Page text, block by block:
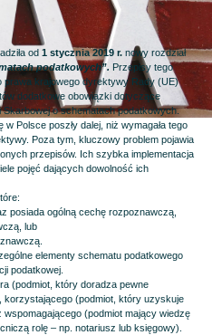
od1 stycznia 2019 r.nowy rozdział
podatkowych”.Przepisy tego
prawa krajowego dyrektywy Rady (UE)
dodatkowe obowiązki dotyczące
Skarbowej o schematach podatkowych.
Polsce poszły dalej, niż wymagała tego
Poza tym, kluczowy problem pojawia
przepisów. Ich szybka implementacja
pojęć dających dowolność ich
posiada ogólną cechę rozpoznawczą,
lub
elementy schematu podatkowego
podatkowej.
(podmiot, który doradza pewne
korzystającego (podmiot, który uzyskuje
(podmiot mający wiedzę
rolę – np. notariusz lub księgowy).